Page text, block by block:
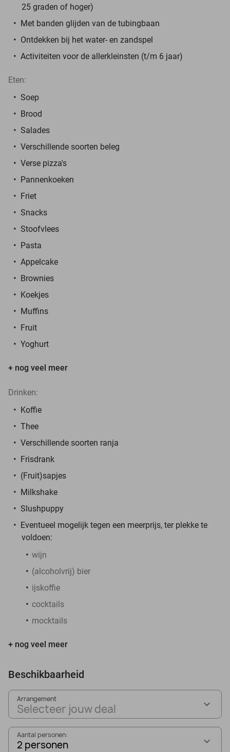
25 graden of hoger)
Met banden glijden van de tubingbaan
Ontdekken bij het water- en zandspel
Activiteiten voor de allerkleinsten (t/m 6 jaar)
Eten:
Soep
Brood
Salades
Verschillende soorten beleg
Verse pizza's
Pannenkoeken
Friet
Snacks
Stoofvlees
Pasta
Appelcake
Brownies
Koekjes
Muffins
Fruit
Yoghurt
+ nog veel meer
Drinken:
Koffie
Thee
Verschillende soorten ranja
Frisdrank
(Fruit)sapjes
Milkshake
Slushpuppy
Eventueel mogelijk tegen een meerprijs, ter plekke te
voldoen:
wijn
(alcoholvrij) bier
ijskoffie
cocktails
mocktails
+ nog veel meer
Beschikbaarheid
Arrangement
Selecteer jouw deal
Aantal personen:
2 personen